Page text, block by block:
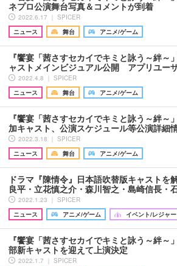
ネプロ公演舞台写真＆コメントが到着
2022.6.17 ｜ SPICER
ニュース
舞台 アニメ/ゲーム
『饗宴「茜さすセカイでキミと詠う～絆～
ャストメインビジュアル公開 アプリユー
2022.4.8 ｜ SPICER
ニュース
舞台 アニメ/ゲーム
『饗宴「茜さすセカイでキミと詠う～絆～
加キャスト、公演スケジュール等公演詳細
2022.3.18 ｜ SPICER
ニュース
舞台 アニメ/ゲーム
ドラマ『陳情令』日本語吹替版キャスト
良平・立花慎之介・森川智之・島崎信長・
2022.1.23 ｜ SPICER
ニュース
アニメ/ゲーム イベント/レジャー
『饗宴「茜さすセカイでキミと詠う～絆～
部新キャストを迎えて上演決定
2022.1.7 ｜ SPICER